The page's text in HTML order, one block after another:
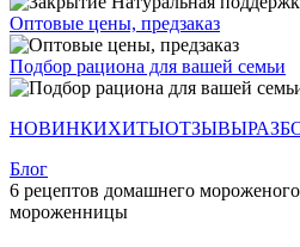
Оптовые цены, предзаказ
Подбор рациона для вашей семьи
НОВИНКИХИТЫОТЗЫВЫ
Блог
6 рецептов домашнего мороженого
мороженницы